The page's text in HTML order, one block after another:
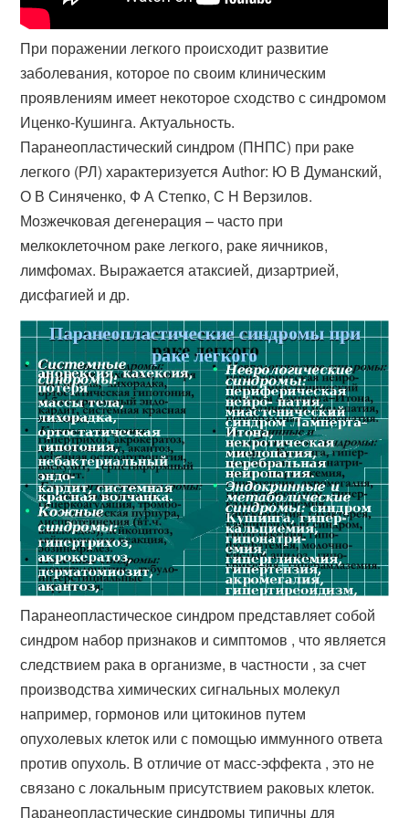
При поражении легкого происходит развитие
заболевания, которое по своим клиническим
проявлениям имеет некоторое сходство с синдромом
Иценко-Кушинга. Актуальность.
Паранеопластический синдром (ПНПС) при раке
легкого (РЛ) характеризуется Author: Ю В Думанский,
О В Синяченко, Ф А Степко, С Н Верзилов.
Мозжечковая дегенерация – часто при
мелкоклеточном раке легкого, раке яичников,
лимфомах. Выражается атаксией, дизартрией,
дисфагией и др.
Паранеопластическое синдром представляет собой
синдром набор признаков и симптомов , что является
следствием рака в организме, в частности , за счет
производства химических сигнальных молекул
например, гормонов или цитокинов путем
опухолевых клеток или с помощью иммунного ответа
против опухоль. В отличие от масс-эффекта , это не
связано с локальным присутствием раковых клеток.
Паранеопластические синдромы типичны для